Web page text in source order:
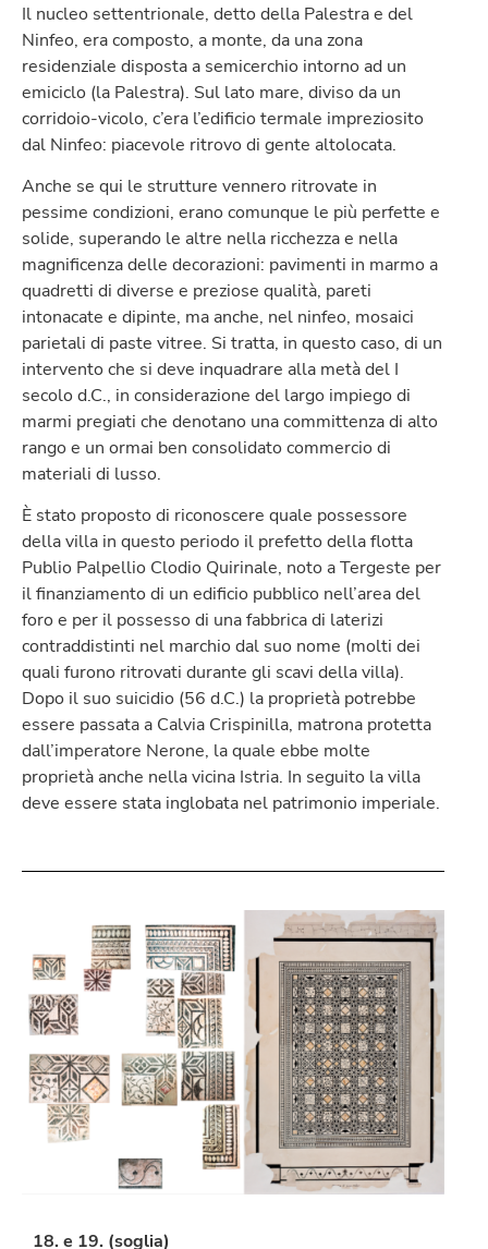
Il nucleo settentrionale, detto della Palestra e del
Ninfeo, era composto, a monte, da una zona
residenziale disposta a semicerchio intorno ad un
emiciclo (la Palestra). Sul lato mare, diviso da un
corridoio-vicolo, c’era l’edificio termale impreziosito
dal Ninfeo: piacevole ritrovo di gente altolocata.
Anche se qui le strutture vennero ritrovate in
pessime condizioni, erano comunque le più perfette e
solide, superando le altre nella ricchezza e nella
magnificenza delle decorazioni: pavimenti in marmo a
quadretti di diverse e preziose qualità, pareti
intonacate e dipinte, ma anche, nel ninfeo, mosaici
parietali di paste vitree. Si tratta, in questo caso, di un
intervento che si deve inquadrare alla metà del I
secolo d.C., in considerazione del largo impiego di
marmi pregiati che denotano una committenza di alto
rango e un ormai ben consolidato commercio di
materiali di lusso.
È stato proposto di riconoscere quale possessore
della villa in questo periodo il prefetto della flotta
Publio Palpellio Clodio Quirinale, noto a Tergeste per
il finanziamento di un edificio pubblico nell’area del
foro e per il possesso di una fabbrica di laterizi
contraddistinti nel marchio dal suo nome (molti dei
quali furono ritrovati durante gli scavi della villa).
Dopo il suo suicidio (56 d.C.) la proprietà potrebbe
essere passata a Calvia Crispinilla, matrona protetta
dall’imperatore Nerone, la quale ebbe molte
proprietà anche nella vicina Istria. In seguito la villa
deve essere stata inglobata nel patrimonio imperiale.
18. e 19. (soglia)